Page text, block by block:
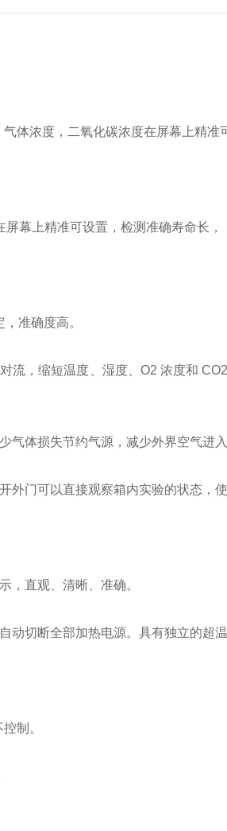
体浓度，二氧化碳浓度在屏幕上精准
幕上精准可设置，检测准确寿命长，
准确度高。
流，缩短温度、湿度、O2 浓度和
体损失节约气源，减少外界空气进
外门可以直接观察箱内实验的状态，
，直观、清晰、准确。
动切断全部加热电源。具有独立的超
制。